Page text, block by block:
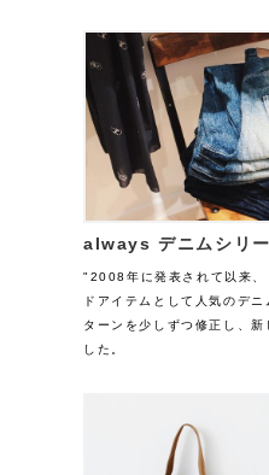
always デニムシリ
"2008年に発表されて以来、
ドアイテムとして人気のデ
ターンを少しずつ修正し、
した。